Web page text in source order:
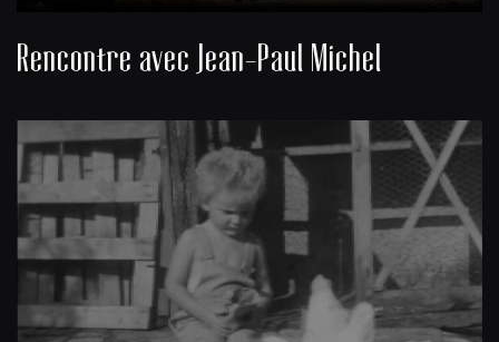
Rencontre avec Jean-Paul Michel